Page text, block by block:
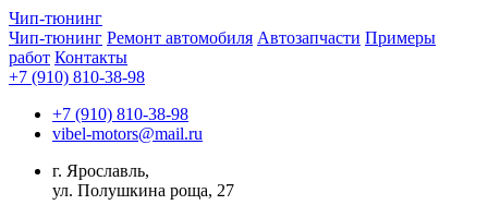
Чип-тюнинг
Чип-тюнинг Ремонт автомобиля Автозапчасти Примеры
работ Контакты
+7 (910) 810-38-98
+7 (910) 810-38-98
vibel-motors@mail.ru
г. Ярославль,
ул. Полушкина роща, 27